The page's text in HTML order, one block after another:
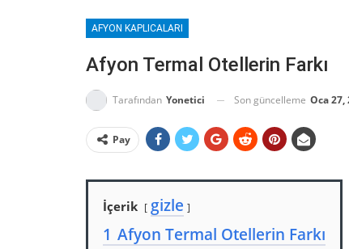
AFYON KAPLICALARI
Afyon Termal Otellerin Farkı
Tarafından Yonetici Son güncelleme Oca 27,
Pay
İçerik
gizle
1 Afyon Termal Otellerin Farkı